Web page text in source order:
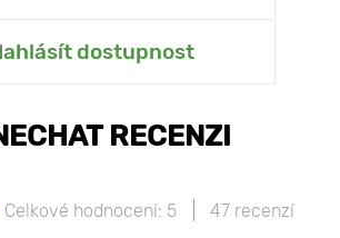
dostupnost
RECENZI
Celkové hodnocení: 5 47 recenzí